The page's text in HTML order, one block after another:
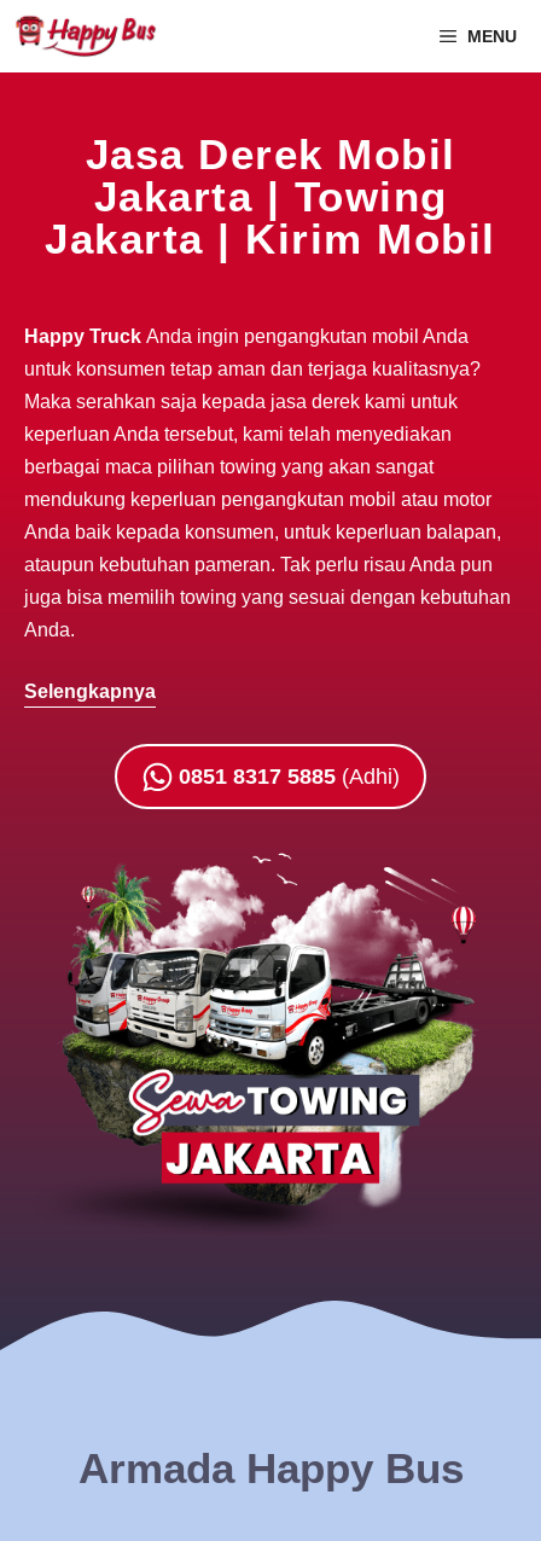
MENU
Jasa Derek Mobil
Jakarta | Towing
Jakarta | Kirim Mobil
Happy Truck Anda ingin pengangkutan mobil Anda
untuk konsumen tetap aman dan terjaga kualitasnya?
Maka serahkan saja kepada jasa derek kami untuk
keperluan Anda tersebut, kami telah menyediakan
berbagai maca pilihan towing yang akan sangat
mendukung keperluan pengangkutan mobil atau motor
Anda baik kepada konsumen, untuk keperluan balapan,
ataupun kebutuhan pameran. Tak perlu risau Anda pun
juga bisa memilih towing yang sesuai dengan kebutuhan
Anda.
Selengkapnya
0851 8317 5885 (Adhi)
Armada Happy Bus